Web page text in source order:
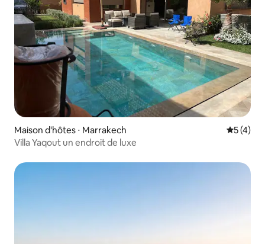
Maison d'hôtes ⋅ Marrakech
5 (4)
Villa Yaqout un endroit de luxe